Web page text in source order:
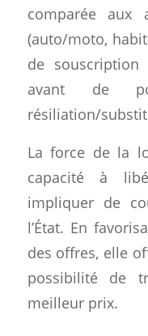
comparée aux
(auto/moto,
de souscription
avant de
résiliation/
La force de la
capacité à
impliquer de
l’État. En
des offres, elle
possibilité de
meilleur prix.